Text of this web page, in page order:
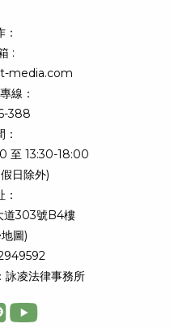
:
media.com
線：
388
至 13:30-18:00
日除外)
道303號B4樓
圖)
詠凌法律事務所